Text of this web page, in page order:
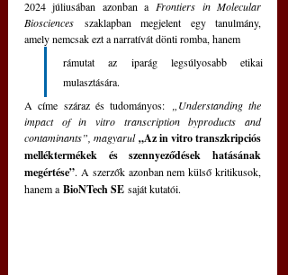
2024 júliusában azonban a Frontiers in Molecular
Biosciences szaklapban megjelent egy tanulmány,
amely nemcsak ezt a narratívát dönti romba, hanem
rámutat az iparág legsúlyosabb etikai
mulasztására.
A címe száraz és tudományos: „Understanding the
impact of in vitro transcription byproducts and
contaminants”, magyarul „Az in vitro transzkripciós
melléktermékek és szennyeződések hatásának
megértése”. A szerzők azonban nem külső kritikusok,
hanem a BioNTech SE saját kutatói.